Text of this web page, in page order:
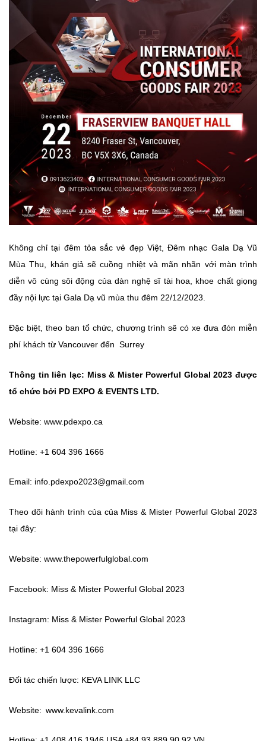
Không chỉ tại đêm tỏa sắc vẻ đẹp Việt, Đêm nhạc Gala Dạ Vũ
Mùa Thu, khán giả sẽ cuồng nhiệt và mãn nhãn với màn trình
diễn vô cùng sôi động của dàn nghệ sĩ tài hoa, khoe chất giọng
đầy nội lực tại Gala Dạ vũ mùa thu đêm 22/12/2023.
Đặc biệt, theo ban tổ chức, chương trình sẽ có xe đưa đón miễn
phí khách từ Vancouver đến Surrey
Thông tin liên lạc: Miss & Mister Powerful Global 2023 được
tổ chức bởi PD EXPO & EVENTS LTD.
Website: www.pdexpo.ca
Hotline: +1 604 396 1666
Email: info.pdexpo2023@gmail.com
Theo dõi hành trình của của Miss & Mister Powerful Global 2023
tại đây:
Website: www.thepowerfulglobal.com
Facebook: Miss & Mister Powerful Global 2023
Instagram: Miss & Mister Powerful Global 2023
Hotline: +1 604 396 1666
Đối tác chiến lược: KEVA LINK LLC
Website: www.kevalink.com